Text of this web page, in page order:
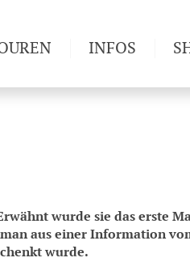
wurde sie das erste
aus einer Information
wurde.
INFOS
Newsletter